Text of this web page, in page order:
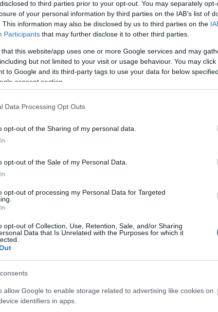
to third parties prior to your opt-out. You may separately
of your personal information by third parties on the IAB’s list of
This information may also be disclosed by us to third parties on the
Participants that may further disclose it to other third parties.
that this website/app uses one or more Google services and may
but not limited to your visit or usage behaviour. You may
to Google and its third-party tags to use your data for below
consent section.
Data Processing Opt Outs
opt-out of the Sharing of my personal data.
opt-out of the Sale of my Personal Data.
opt-out of processing my Personal Data for Targeted
opt-out of Collection, Use, Retention, Sale, and/or Sharing
Data that Is Unrelated with the Purposes for which it
allow Google to enable storage related to advertising like cookies on
identifiers in apps.
Πανεπιστημίου Λευκωσίας στο
Ελληνικό
Newsroom
Μητσοτάκης: «Η πρόοδος δεν
αλλά με σχέδιο και γρήγορο
βηματισμό στο αύριο»
03-03-2026 13:24
Το Πανεπιστήμιο Purdue